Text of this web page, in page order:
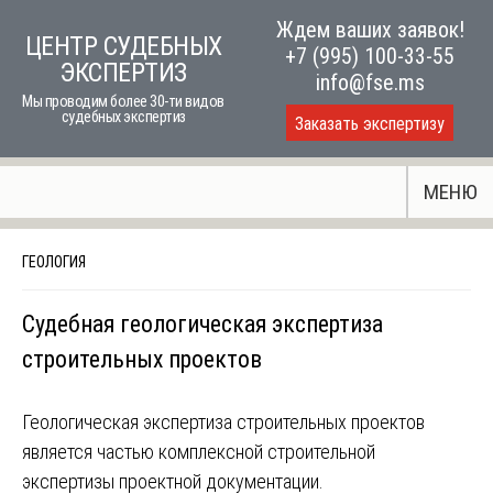
ЦЕНТР СУДЕБНЫХ
ЭКСПЕРТИЗ
Мы проводим более 30-ти видов
судебных экспертиз
Ждем ваших заявок!
+7 (995) 100-33-55
info@fse.ms
Заказать экспертизу
МЕНЮ
ГЕОЛОГИЯ
Судебная геологическая экспертиза
строительных проектов
Геологическая экспертиза строительных проектов
является частью комплексной строительной
экспертизы проектной документации.